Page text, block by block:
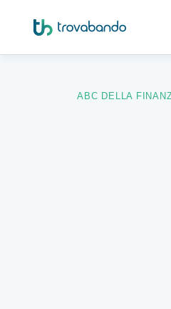
ABC DELLA